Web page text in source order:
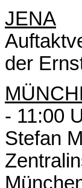
JENA
der
- 11:00
Stefan